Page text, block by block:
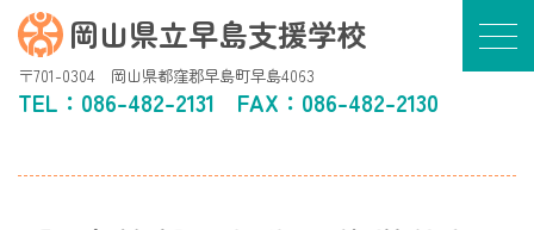
岡山県立早島支援学校
〒701-0304 岡山県都窪郡早島町早島4063
TEL： 086-482-2131 FAX：086-482-2130